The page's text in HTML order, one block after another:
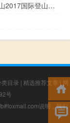
前沿科技讯息：重新定义“旅行+体育”，白石山2017国际登山节顺利举办
目录 | 精选推荐文章 | 网
号
说明，我们